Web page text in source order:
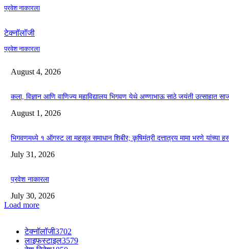
प्रवेश नाकारला
टेक्नॉलॉजी
प्रवेश नाकारला
August 4, 2026
कला, विज्ञान आणि वाणिज्य महाविद्यालय भिगवण येथे अण्णाभाऊ साठे जयंती उत्साहात
August 1, 2026
भिगवणमध्ये १ ऑगस्ट ला महसूल समाधान शिबीर; कृषिमंत्री दत्तात्रय मामा भरणे यांच्या
July 31, 2026
प्रवेश नाकारला
July 30, 2026
Load more
टेक्नॉलॉजी3702
लाइफस्टाइल3579